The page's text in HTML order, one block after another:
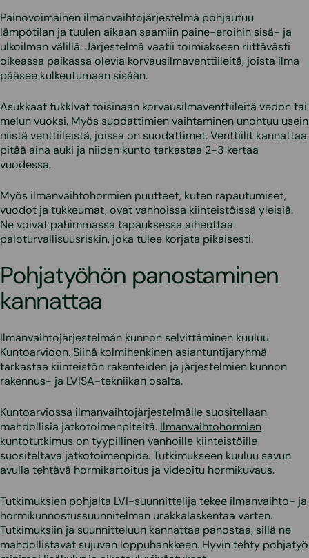
Painovoimainen ilmanvaihtojärjestelmä pohjautuu
lämpötilan ja tuulen aikaan saamiin paine-eroihin sisä- ja
ulkoilman välillä. Järjestelmä vaatii toimiakseen riittävästi
oikeassa paikassa olevia korvausilmaventtiileitä, joista ilma
pääsee kulkeutumaan sisään.
Asukkaat tukkivat toisinaan korvausilmaventtiileitä vedon tai
melun vuoksi. Myös suodattimien vaihtaminen unohtuu usein
niistä venttiileistä, joissa on suodattimet. Venttiilit kannattaa
pitää aina auki ja niiden kunto tarkastaa 2-3 kertaa
vuodessa.
Myös ilmanvaihtohormien puutteet, kuten rapautumiset,
vuodot ja tukkeumat, ovat vanhoissa kiinteistöissä yleisiä.
Ne voivat pahimmassa tapauksessa aiheuttaa
paloturvallisuusriskin, joka tulee korjata pikaisesti.
Pohjatyöhön panostaminen
kannattaa
Ilmanvaihtojärjestelmän kunnon selvittäminen kuuluu
Kuntoarvioon. Siinä kolmihenkinen asiantuntijaryhmä
tarkastaa kiinteistön rakenteiden ja järjestelmien kunnon
rakennus- ja LVISA-tekniikan osalta.
Kuntoarviossa ilmanvaihtojärjestelmälle suositellaan
mahdollisia jatkotoimenpiteitä. Ilmanvaihtohormien
kuntotutkimuson tyypillinen vanhoille kiinteistöille
suositeltava jatkotoimenpide. Tutkimukseen kuuluu savun
avulla tehtävä hormikartoitus ja videoitu hormikuvaus.
Tutkimuksien pohjalta LVI-suunnittelija tekee ilmanvaihto- ja
hormikunnostussuunnitelman urakkalaskentaa varten.
Tutkimuksiin ja suunnitteluun kannattaa panostaa, sillä ne
mahdollistavat sujuvan loppuhankkeen. Hyvin tehty pohjatyö